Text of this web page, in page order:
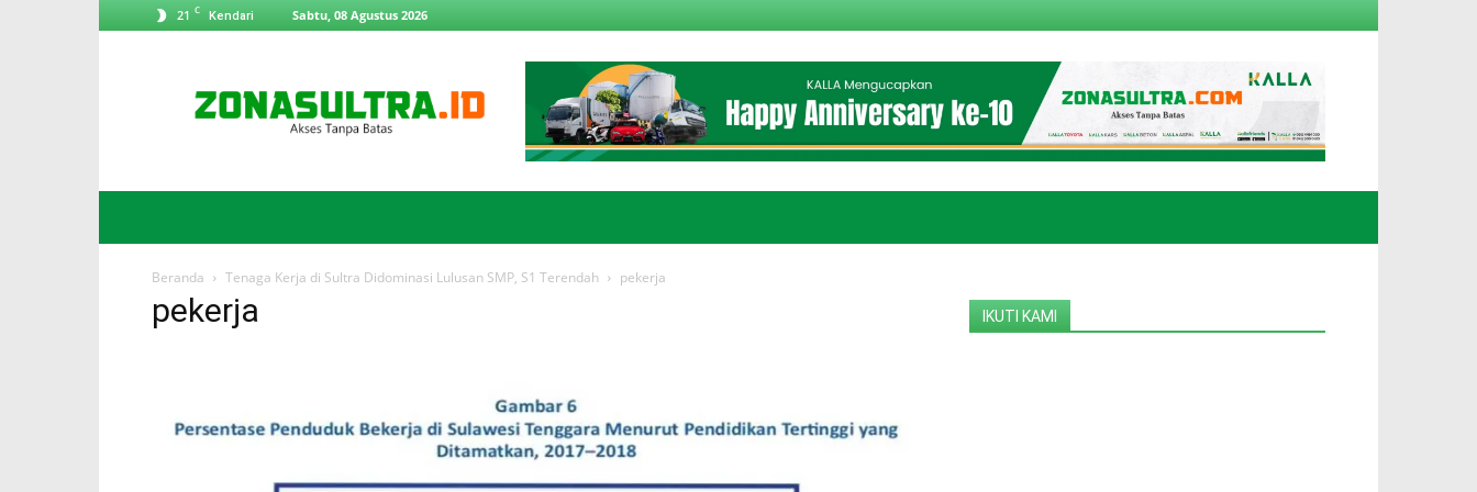
21 C Kendari Sabtu, 08 Agustus 2026
Beranda Tenaga Kerja di Sultra Didominasi Lulusan SMP, S1 Terendah pekerja
pekerja IKUTI KAMI